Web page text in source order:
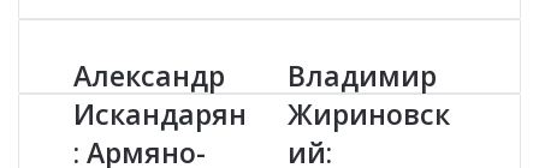
А
л
е
к
Александр
Искандарян
: Армяно-
В
л
а
д
Владимир
Жириновск
ий: